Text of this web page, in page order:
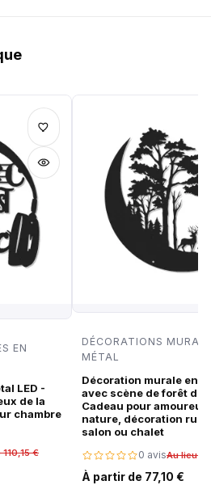
EN
LED -
de la
chambre
€
DÉCORATIONS
MÉTAL
Décoration murale en
avec scène de forêt de
Cadeau pour amoureux
nature, décoration
salon ou chalet
0 avisAu lieu
À partir de 77,10 €